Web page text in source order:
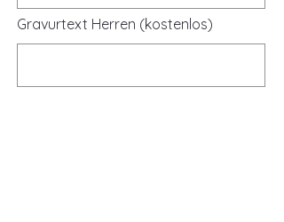
Gravurtext Herren (kostenlos)